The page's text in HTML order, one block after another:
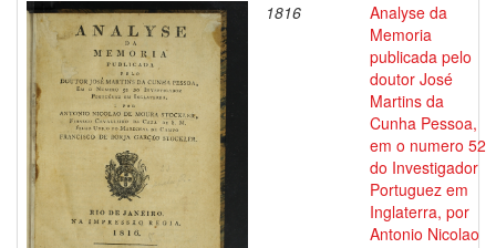
1816
Analyse da
Memoria
publicada pelo
doutor José
Martins da
Cunha Pessoa,
em o numero 52
do Investigador
Portuguez em
Inglaterra, por
Antonio Nicolao